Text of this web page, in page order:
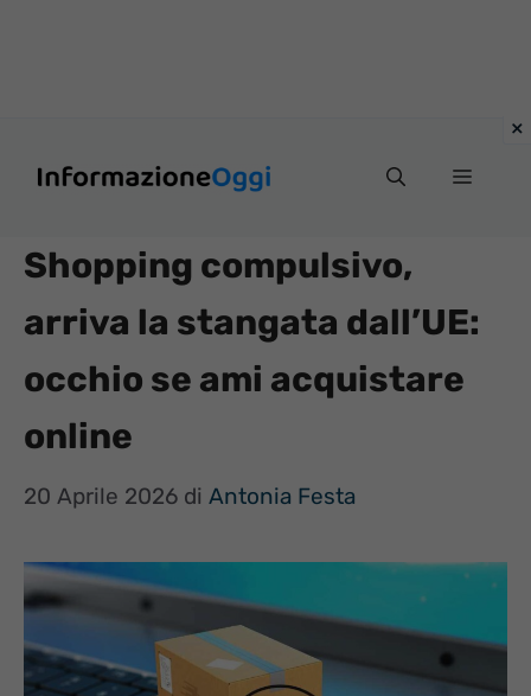
Menu
Shopping compulsivo,
arriva la stangata dall’UE:
occhio se ami acquistare
online
20 Aprile 2026 di Antonia Festa